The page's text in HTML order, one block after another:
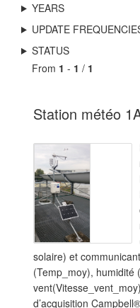
YEARS
UPDATE
STATUS
From 1 - 1 / 1
Station météo
solaire) et
(Temp_moy), humidité
d’acquisition